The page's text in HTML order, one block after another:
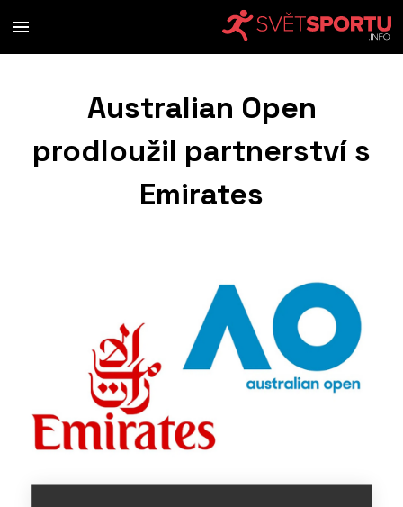
Australian Open
prodloužil partnerství s
Emirates